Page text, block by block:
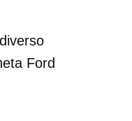
Ford